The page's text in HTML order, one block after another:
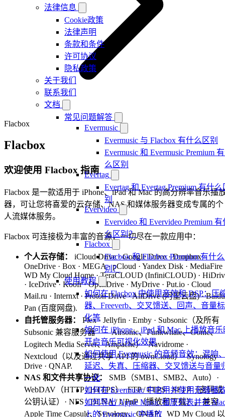
法律信息
Cookie政策
法律声明
条款和条件
许可协议
隐私政策
关于我们
联系我们
文档
常见问题解答
Evermusic
Evermusic 与 Flacbox 有什么区别
Evermusic 和 Evermusic Premium
么区别
Evertag
Evertag 和 Evertag Premium 有什么
别
Evervideo
Evervideo 和 Evervideo Premium 有
么区别？
Flacbox
Flacbox 和 Flacbox Premium 有什
别？
使用教程
如何在 Flacbox 中使用音效和 DSP：压
器、Freeverb、交叉馈送、回声、音量
化等
如何在 iPhone、iPad 和 Mac 上播放音乐
开启音乐可视化效果
如何使用 Evermusic 的音频音效：混响
延迟、失真、压缩器、交叉馈送与音量
一化
如何在 Evermusic 中启用并使用无缝播
如何导出 Apple Music 播放列表并在
上的 Evermusic 中播放
Flacbox
Flacbox
欢迎使用 Flacbox 指南
Flacbox 是一款适用于 iPhone、iPad 和 Mac 的高分辨率音乐播
器，可让您将喜爱的云存储、NAS 和媒体服务器变成专属的个
人流媒体服务。
Flacbox 可连接极为丰富的音源，一切尽在一款应用中：
个人云存储：
iCloud Drive · Google Drive · Dropbox ·
OneDrive · Box · MEGA · pCloud · Yandex Disk · MediaFire
WD My Cloud Home · TeraCLOUD (InfiniCLOUD) ·
· IceDrive · Koofr · OpenDrive · MyDrive · Put.io · Cloud
Mail.ru · Internxt · Proton Drive · AliDrive (阿里云盘) · Baidu
Pan (百度网盘).
自托管服务器：
Plex · Jellyfin · Emby · Subsonic（及所有
Subsonic 兼容服务器——Airsonic、Funkwhale、Gonic、
Logitech Media Server、Ampache）· Navidrome ·
Nextcloud（以及通过共享 API 的 ownCloud）· Synology
Drive · QNAP.
NAS 和文件共享协议：
SMB（SMB1、SMB2、Auto）·
WebDAV（HTTP / HTTPS）· FTP / FTPS · SFTP（密码或
公钥认证）· NFS · DLNA / UPnP（播放和下载）。兼容
Apple Time Capsule、Synology、QNAP、WD My Cloud 以